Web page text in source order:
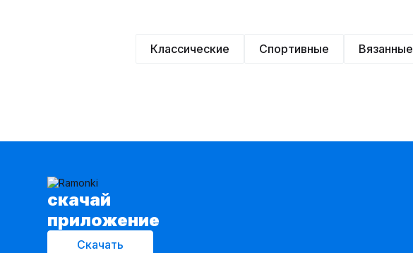
Классические Спортивные Вязанные
cкачай
приложение
Скачать